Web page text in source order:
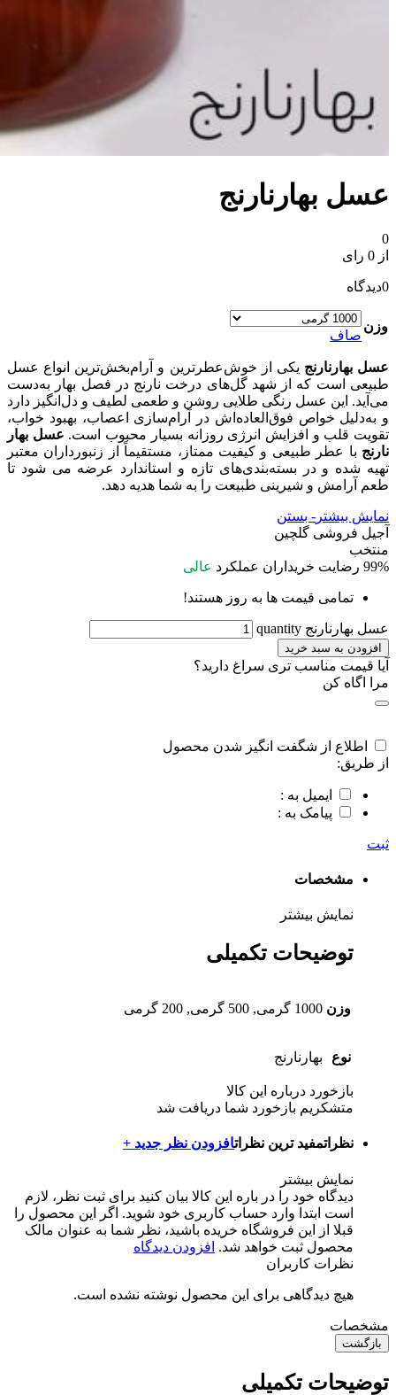
عسل بهارنارنج
0
از 0 رای
0دیدگاه
وزن
صاف
عسل بهارنارنج یکی از خوش‌عطرترین و آرام‌بخش‌ترین انواع عسل
طبیعی است که از شهد گل‌های درخت نارنج در فصل بهار به‌دست
می‌آید. این عسل رنگی طلایی روشن و طعمی لطیف و دل‌انگیز دارد
و به‌دلیل خواص فوق‌العاده‌اش در آرام‌سازی اعصاب، بهبود خواب،
تقویت قلب و افزایش انرژی روزانه بسیار محبوب است. عسل بهار
نارنج با عطر طبیعی و کیفیت ممتاز، مستقیماً از زنبورداران معتبر
تهیه شده و در بسته‌بندی‌های تازه و استاندارد عرضه می‌ شود تا
طعم آرامش و شیرینی طبیعت را به شما هدیه دهد.
نمایش بیشتر - بستن
آجیل فروشی گلچین
منتخب
99% رضایت خریداران عملکرد عالی
تمامی قیمت ها به روز هستند!
عسل بهارنارنج quantity
افزودن به سبد خرید
آیا قیمت مناسب تری سراغ دارید؟
مرا اگاه کن
اطلاع از شگفت انگیز شدن محصول
از طریق:
ایمیل به :
پیامک به :
ثبت
مشخصات
نمایش بیشتر
توضیحات تکمیلی
وزن 1000 گرمی, 500 گرمی, 200 گرمی
نوع بهارنارنج
بازخورد درباره این کالا
متشکریم بازخورد شما دریافت شد
نظراتمفید ترین نظراتافزودن نظر جدید +
نمایش بیشتر
دیدگاه خود را در باره این کالا بیان کنید برای ثبت نظر، لازم
است ابتدا وارد حساب کاربری خود شوید. اگر این محصول را
قبلا از این فروشگاه خریده باشید، نظر شما به عنوان مالک
محصول ثبت خواهد شد. افزودن دیدگاه
نظرات کاربران
هیچ دیدگاهی برای این محصول نوشته نشده است.
مشخصات
بازگشت
توضیحات تکمیلی